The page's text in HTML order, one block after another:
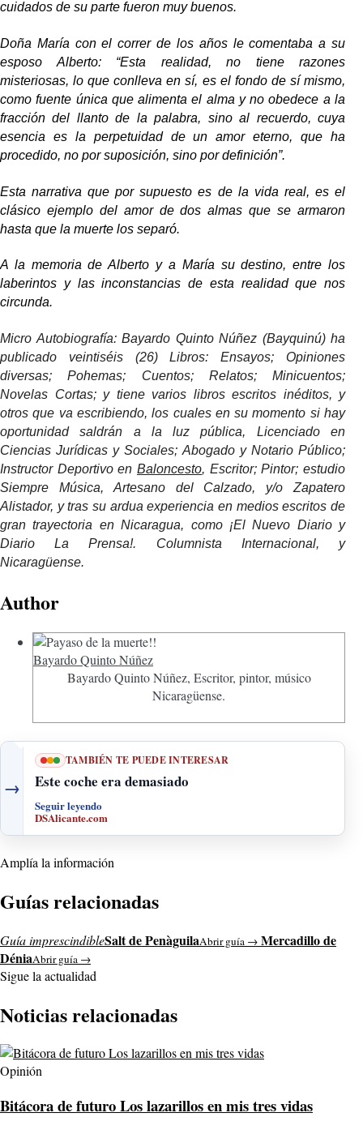
cuidados de su parte fueron muy buenos.
Doña María con el correr de los años le comentaba a su
esposo Alberto: “Esta realidad, no tiene razones
misteriosas, lo que conlleva en sí, es el fondo de sí mismo,
como fuente única que alimenta el alma y no obedece a la
fracción del llanto de la palabra, sino al recuerdo, cuya
esencia es la perpetuidad de un amor eterno, que ha
procedido, no por suposición, sino por definición”.
Esta narrativa que por supuesto es de la vida real, es el
clásico ejemplo del amor de dos almas que se armaron
hasta que la muerte los separó.
A la memoria de Alberto y a María su destino, entre los
laberintos y las inconstancias de esta realidad que nos
circunda.
Micro Autobiografía: Bayardo Quinto Núñez (Bayquinú) ha
publicado veintiséis (26) Libros: Ensayos; Opiniones
diversas; Pohemas; Cuentos; Relatos; Minicuentos;
Novelas Cortas; y tiene varios libros escritos inéditos, y
otros que va escribiendo, los cuales en su momento si hay
oportunidad saldrán a la luz pública, Licenciado en
Ciencias Jurídicas y Sociales; Abogado y Notario Público;
Instructor Deportivo en Baloncesto, Escritor; Pintor; estudio
Siempre Música, Artesano del Calzado, y/o Zapatero
Alistador, y tras su ardua experiencia en medios escritos de
gran trayectoria en Nicaragua, como ¡El Nuevo Diario y
Diario La Prensa!. Columnista Internacional, y
Nicaragüense.
Author
Bayardo Quinto Núñez
Bayardo Quinto Núñez, Escritor, pintor, músico
Nicaragüense.
→
TAMBIÉN TE PUEDE INTERESAR
Este coche era demasiado
Seguir leyendo
DSAlicante.com
Amplía la información
Guías relacionadas
Guía imprescindibleSalt de PenàguilaAbrir guía → Mercadillo de
DéniaAbrir guía →
Sigue la actualidad
Noticias relacionadas
Opinión
Bitácora de futuro Los lazarillos en mis tres vidas